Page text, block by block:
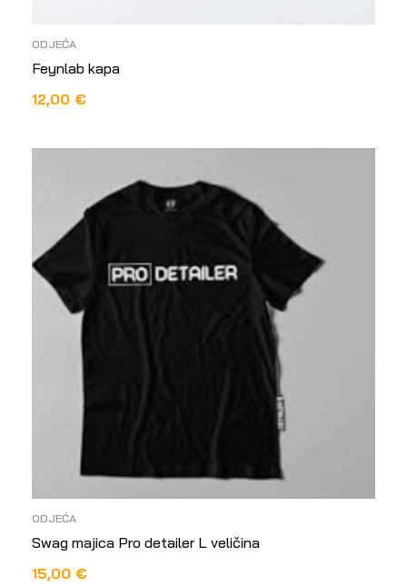
ODJEĆA
Feynlab kapa
12,00 €
ODJEĆA
Swag majica Pro detailer L veličina
15,00 €